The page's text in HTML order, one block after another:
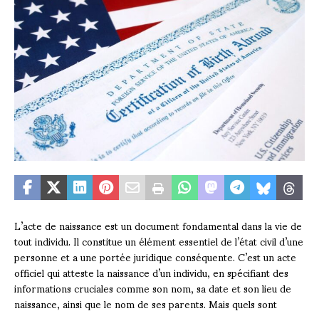
L’acte de naissance est un document fondamental dans la vie de
tout individu. Il constitue un élément essentiel de l’état civil d’une
personne et a une portée juridique conséquente. C’est un acte
officiel qui atteste la naissance d’un individu, en spécifiant des
informations cruciales comme son nom, sa date et son lieu de
naissance, ainsi que le nom de ses parents. Mais quels sont